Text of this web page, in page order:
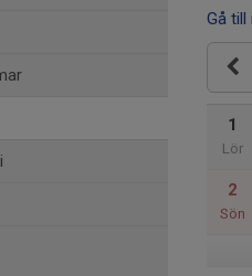
Gå till
1
Lör
2
Sön